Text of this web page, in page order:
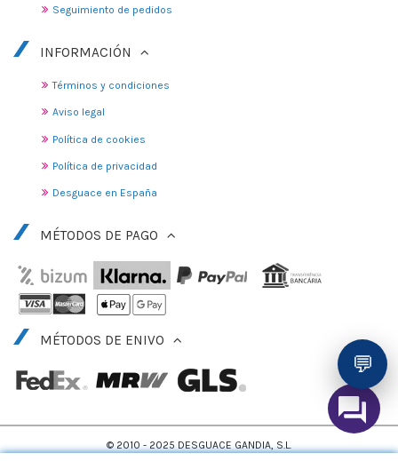
Seguimiento de pedidos
INFORMACIÓN
Términos y condiciones
Aviso legal
Política de cookies
Política de privacidad
Desguace en España
MÉTODOS DE PAGO
MÉTODOS DE ENIVO
💬
© 2010 - 2025 DESGUACE GANDIA, S.L.